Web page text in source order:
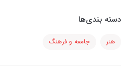
دسته بندی‌ها
هنر جامعه و فرهنگ